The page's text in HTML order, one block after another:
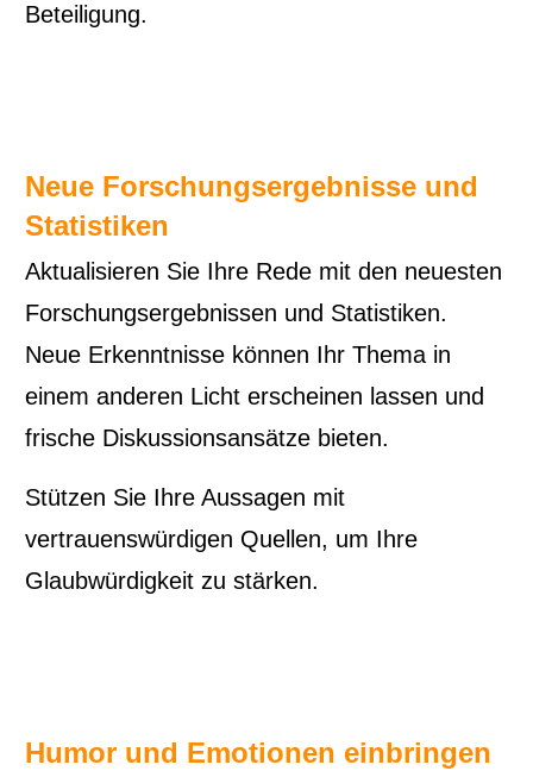
Beteiligung.
Neue Forschungsergebnisse und
Statistiken
Aktualisieren Sie Ihre Rede mit den neuesten
Forschungsergebnissen und Statistiken.
Neue Erkenntnisse können Ihr Thema in
einem anderen Licht erscheinen lassen und
frische Diskussionsansätze bieten.
Stützen Sie Ihre Aussagen mit
vertrauenswürdigen Quellen, um Ihre
Glaubwürdigkeit zu stärken.
Humor und Emotionen einbringen